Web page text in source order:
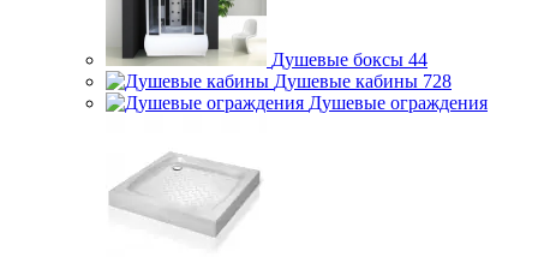
Душевые боксы 44
Душевые кабины 728
Душевые ограждения